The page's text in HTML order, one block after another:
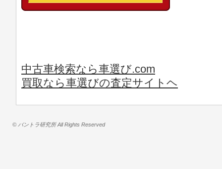
中古車検索なら車選び.com
買取なら車選びの査定サイトヘ
© バントラ研究所 All Rights Reserved